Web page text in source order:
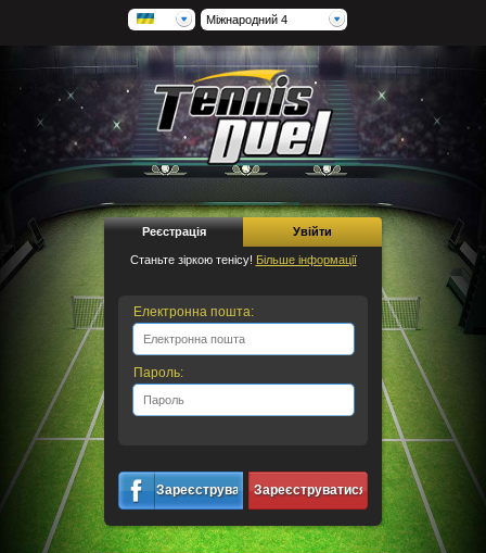
Міжнародний 4
Реєстрація Увійти
Станьте зіркою тенісу! Більше інформації
Електронна пошта:
Пароль:
ЗареєструватисяЗареєструватися